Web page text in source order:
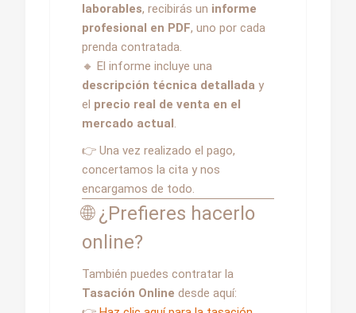
laborables, recibirás un informe
profesional en PDF, uno por cada
prenda contratada.
🔸 El informe incluye una
descripción técnica detallada y
el precio real de venta en el
mercado actual.
👉 Una vez realizado el pago,
concertamos la cita y nos
encargamos de todo.
🌐 ¿Prefieres hacerlo
online?
También puedes contratar la
Tasación Online desde aquí: